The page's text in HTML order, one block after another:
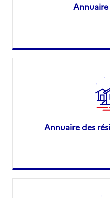
Annuaire
Annuaire des